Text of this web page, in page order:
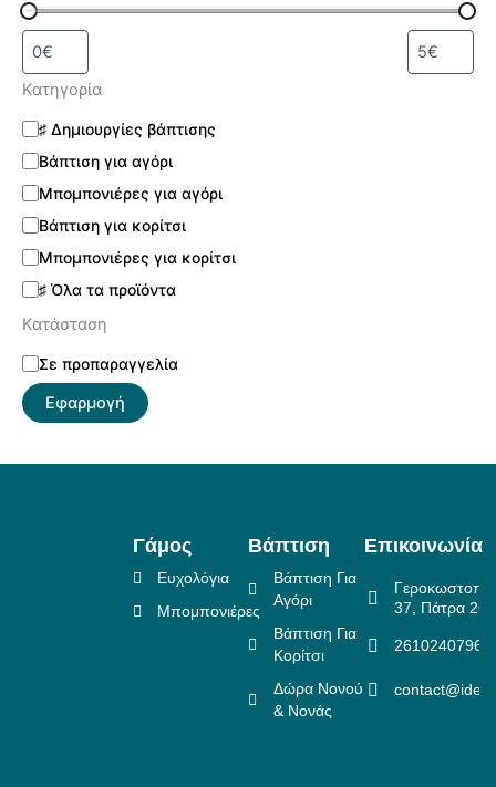
Κατηγορία
♯ Δημιουργίες βάπτισης
Βάπτιση για αγόρι
Μπομπονιέρες για αγόρι
Βάπτιση για κορίτσι
Μπομπονιέρες για κορίτσι
♯ Όλα τα προϊόντα
Κατάσταση
Σε προπαραγγελία
Εφαρμογή
Γάμος
Ευχολόγια
Μπομπονιέρες
Βάπτιση
Βάπτιση Για
Αγόρι
Βάπτιση Για
Κορίτσι
Δώρα Νονού
& Νονάς
Επικοινωνία
37, Πάτρα
2610240796